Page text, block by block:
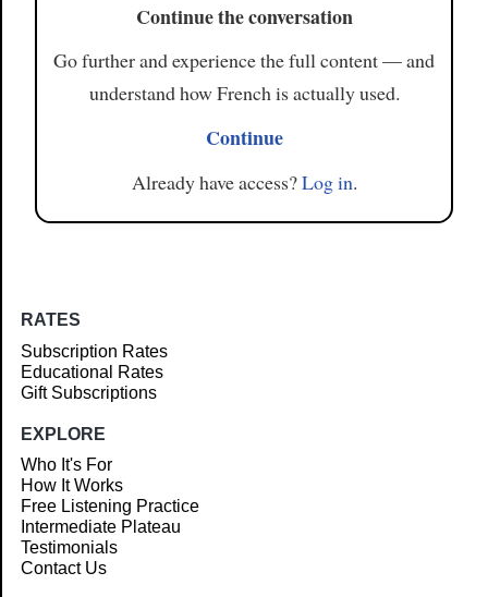
Continue the conversation
Go further and experience the full content — and
understand how French is actually used.
Continue
Already have access?Log in.
RATES
Subscription Rates
Educational Rates
Gift Subscriptions
EXPLORE
Who It's For
How It Works
Free Listening Practice
Intermediate Plateau
Testimonials
Contact Us